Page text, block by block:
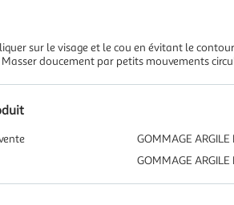
sur le visage et le cou en évitant le
doucement par petits mouvements
GOMMAGE
GOMMAGE